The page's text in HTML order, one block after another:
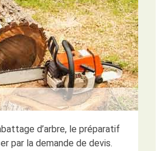
d’arbre, le préparatif
par la demande de devis.